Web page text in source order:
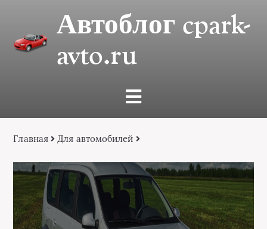
Автоблог cpark-
avto.ru
Главная Для автомобилей